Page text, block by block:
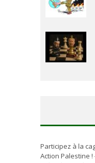
Participez à la
Action Palestine !